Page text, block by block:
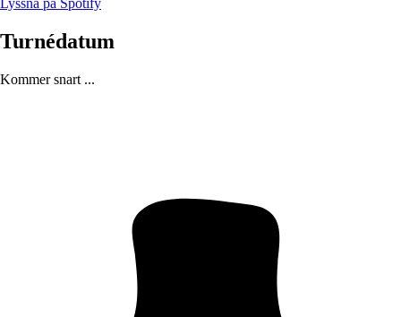
Lyssna på Spotify
Turnédatum
Kommer snart ...